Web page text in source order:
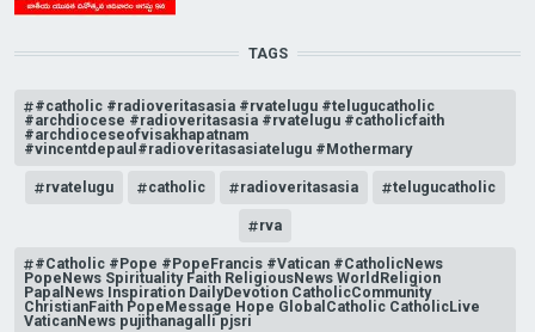
TAGS
#catholic #radioveritasasia #rvatelugu #telugucatholic
#archdiocese #radioveritasasia #rvatelugu #catholicfaith
#archdioceseofvisakhapatnam
#vincentdepaul#radioveritasasiatelugu #Mothermary
rvatelugu catholic radioveritasasia telugucatholic
rva
#Catholic #Pope #PopeFrancis #Vatican #CatholicNews
PopeNews Spirituality Faith ReligiousNews WorldReligion
PapalNews Inspiration DailyDevotion CatholicCommunity
ChristianFaith PopeMessage Hope GlobalCatholic CatholicLive
VaticanNews pujithanagalli pjsri